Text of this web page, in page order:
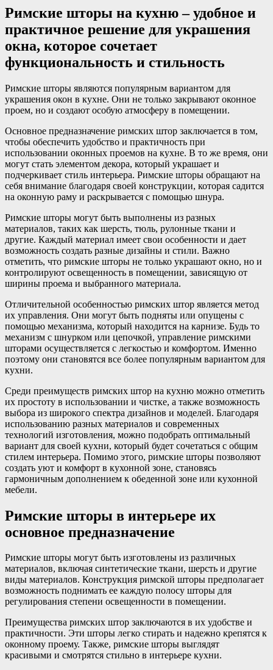
Римские шторы на кухню – удобное и
практичное решение для украшения
окна, которое сочетает
функциональность и стильность
Римские шторы являются популярным вариантом для
украшения окон в кухне. Они не только закрывают оконное
проем, но и создают особую атмосферу в помещении.
Основное предназначение римских штор заключается в том,
чтобы обеспечить удобство и практичность при
использовании оконных проемов на кухне. В то же время, они
могут стать элементом декора, который украшает и
подчеркивает стиль интерьера. Римские шторы обращают на
себя внимание благодаря своей конструкции, которая садится
на оконную раму и раскрывается с помощью шнура.
Римские шторы могут быть выполнены из разных
материалов, таких как шерсть, тюль, рулонные ткани и
другие. Каждый материал имеет свои особенности и дает
возможность создать разные дизайны и стили. Важно
отметить, что римские шторы не только украшают окно, но и
контролируют освещенность в помещении, зависящую от
ширины проема и выбранного материала.
Отличительной особенностью римских штор является метод
их управления. Они могут быть подняты или опущены с
помощью механизма, который находится на карнизе. Будь то
механизм с шнурком или цепочкой, управление римскими
шторами осуществляется с легкостью и комфортом. Именно
поэтому они становятся все более популярным вариантом для
кухни.
Среди преимуществ римских штор на кухню можно отметить
их простоту в использовании и чистке, а также возможность
выбора из широкого спектра дизайнов и моделей. Благодаря
использованию разных материалов и современных
технологий изготовления, можно подобрать оптимальный
вариант для своей кухни, который будет сочетаться с общим
стилем интерьера. Помимо этого, римские шторы позволяют
создать уют и комфорт в кухонной зоне, становясь
гармоничным дополнением к обеденной зоне или кухонной
мебели.
Римские шторы в интерьере их
основное предназначение
Римские шторы могут быть изготовлены из различных
материалов, включая синтетические ткани, шерсть и другие
виды материалов. Конструкция римской шторы предполагает
возможность поднимать ее каждую полосу шторы для
регулирования степени освещенности в помещении.
Преимущества римских штор заключаются в их удобстве и
практичности. Эти шторы легко стирать и надежно крепятся к
оконному проему. Также, римские шторы выглядят
красивыми и смотрятся стильно в интерьере кухни.